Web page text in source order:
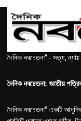
দৈনিক নবচেতনা" - সত্য,
দৈনিক নবচেতনা: জাতীয়
দৈনিক নবচেতনা" একটি